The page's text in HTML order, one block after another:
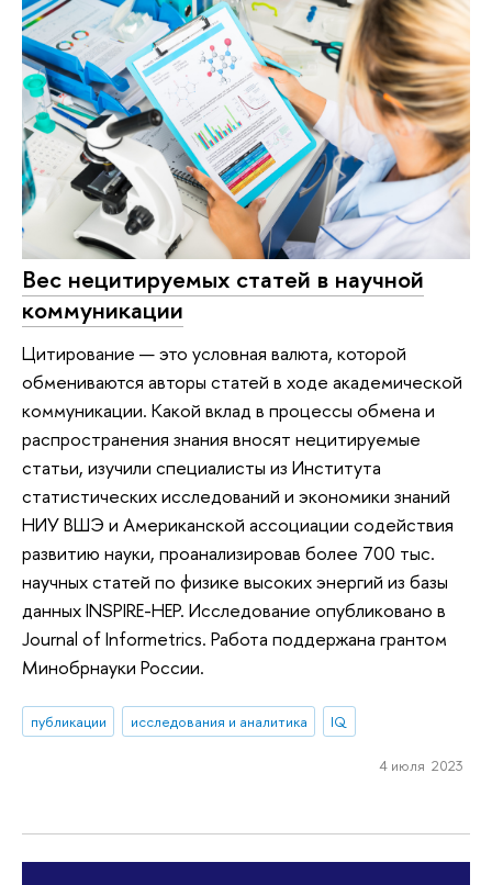
Вес нецитируемых статей в научной
коммуникации
Цитирование — это условная валюта, которой
обмениваются авторы статей в ходе академической
коммуникации. Какой вклад в процессы обмена и
распространения знания вносят нецитируемые
статьи, изучили специалисты из Института
статистических исследований и экономики знаний
НИУ ВШЭ и Американской ассоциации содействия
развитию науки, проанализировав более 700 тыс.
научных статей по физике высоких энергий из базы
данных INSPIRE-HEP. Исследование опубликовано в
Journal of Informetrics. Работа поддержана грантом
Минобрнауки России.
публикации исследования и аналитика IQ
4 июля 2023